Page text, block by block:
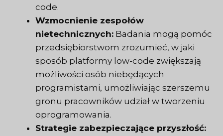
code.
Wzmocnienie zespołów
nietechnicznych: Badania mogą pomóc
przedsiębiorstwom zrozumieć, w jaki
sposób platformy low-code zwiększają
możliwości osób niebędących
programistami, umożliwiając szerszemu
gronu pracowników udział w tworzeniu
oprogramowania.
Strategie zabezpieczające przyszłość: